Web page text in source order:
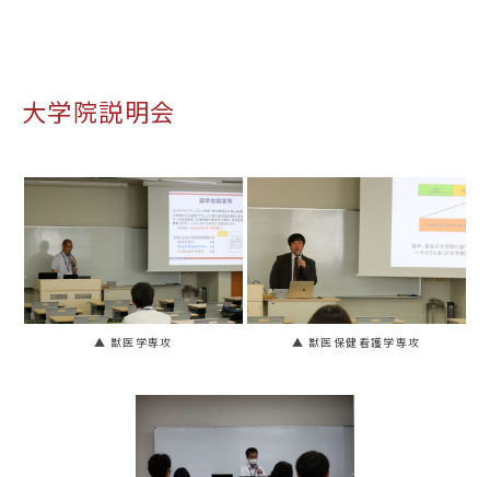
大学院説明会
▲ 獣医学専攻 ▲ 獣医保健看護学専攻